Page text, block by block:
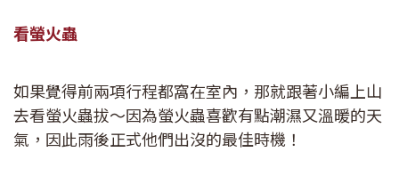
看螢火蟲
如果覺得前兩項行程都窩在室內，那就跟著小編上山
去看螢火蟲拔～因為螢火蟲喜歡有點潮濕又溫暖的天
氣，因此雨後正式他們出沒的最佳時機！